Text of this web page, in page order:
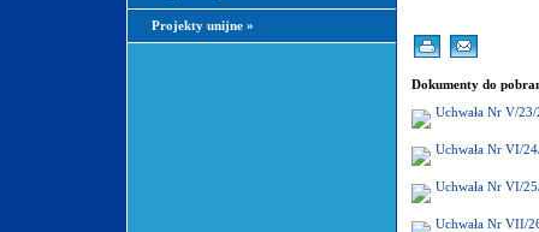
Projekty unijne »
Dokumenty do
Uchwała Nr V/
Uchwała Nr VI/
Uchwała Nr VI/
Uchwała Nr VII/